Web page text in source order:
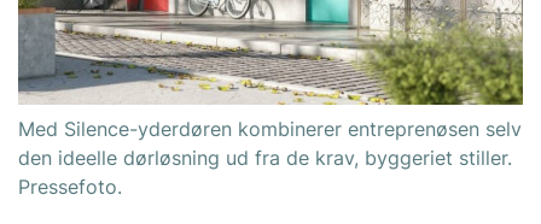
Med Silence-yderdøren kombinerer entreprenøsen selv
den ideelle dørløsning ud fra de krav, byggeriet stiller.
Pressefoto.